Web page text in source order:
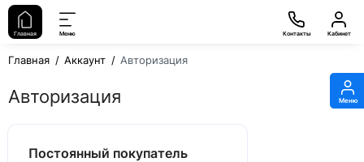
Меню
Главная Меню Контакты Кабинет
Главная Аккаунт Авторизация
Авторизация
Постоянный покупатель